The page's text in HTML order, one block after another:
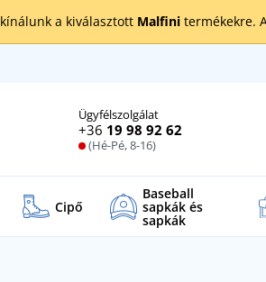
kínálunk a kiválasztott Malfini termékekre.
Ügyfélszolgálat
+36 19 98 92 62
(Hé-Pé, 8-16)
Cipő
Baseball
sapkák és
sapkák